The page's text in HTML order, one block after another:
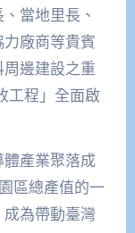
當地里長、
廠商等貴賓
邊建設之重
工程」全面啟
產業聚落成
區總產值的一
為帶動臺灣